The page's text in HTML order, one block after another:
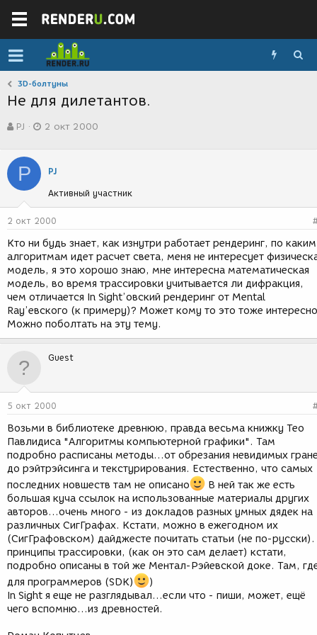
3D-болтуны
Не для дилетантов.
в
о
р
т
е
м
ы
PJ
а
з
д
а
и
я
2 окт 2000
P PJ
Активный участник
2 окт 2000
Кто ни будь знает, как изнутри работает рендеринг, по каким
алгоритмам идет расчет света, меня не интересует
модель, я это хорошо знаю, мне интересна математическая
модель, во время трассировки учитывается ли дифракция,
чем отличается In Sight’овский рендеринг от Mental
Ray’евского (к примеру)? Может кому то это тоже
Можно поболтать на эту тему.
Guest
5 окт 2000
Возьми в библиотеке древнюю, правда весьма книжку Тео
Павлидиса "Алгоритмы компьютерной графики". Там
подробно расписаны методы...от обрезания невидимых
до рэйтрэйсинга и текстурирования. Естественно, что самых
последних новшеств там не описано
В ней так же есть
большая куча ссылок на использованные материалы других
авторов...очень много - из докладов разных умных дядек на
различных СигГрафах. Кстати, можно в ежегодном их
(СигГрафовском) дайджесте почитать статьи (не по-
принципы трассировки, (как он это сам делает) кстати,
подробно описаны в той же Ментал-Рэйевской доке. Там,
для программеров (SDK)
)
In Sight я еще не разглядывал...если что - пиши, может, ещё
чего вспомню...из древностей.